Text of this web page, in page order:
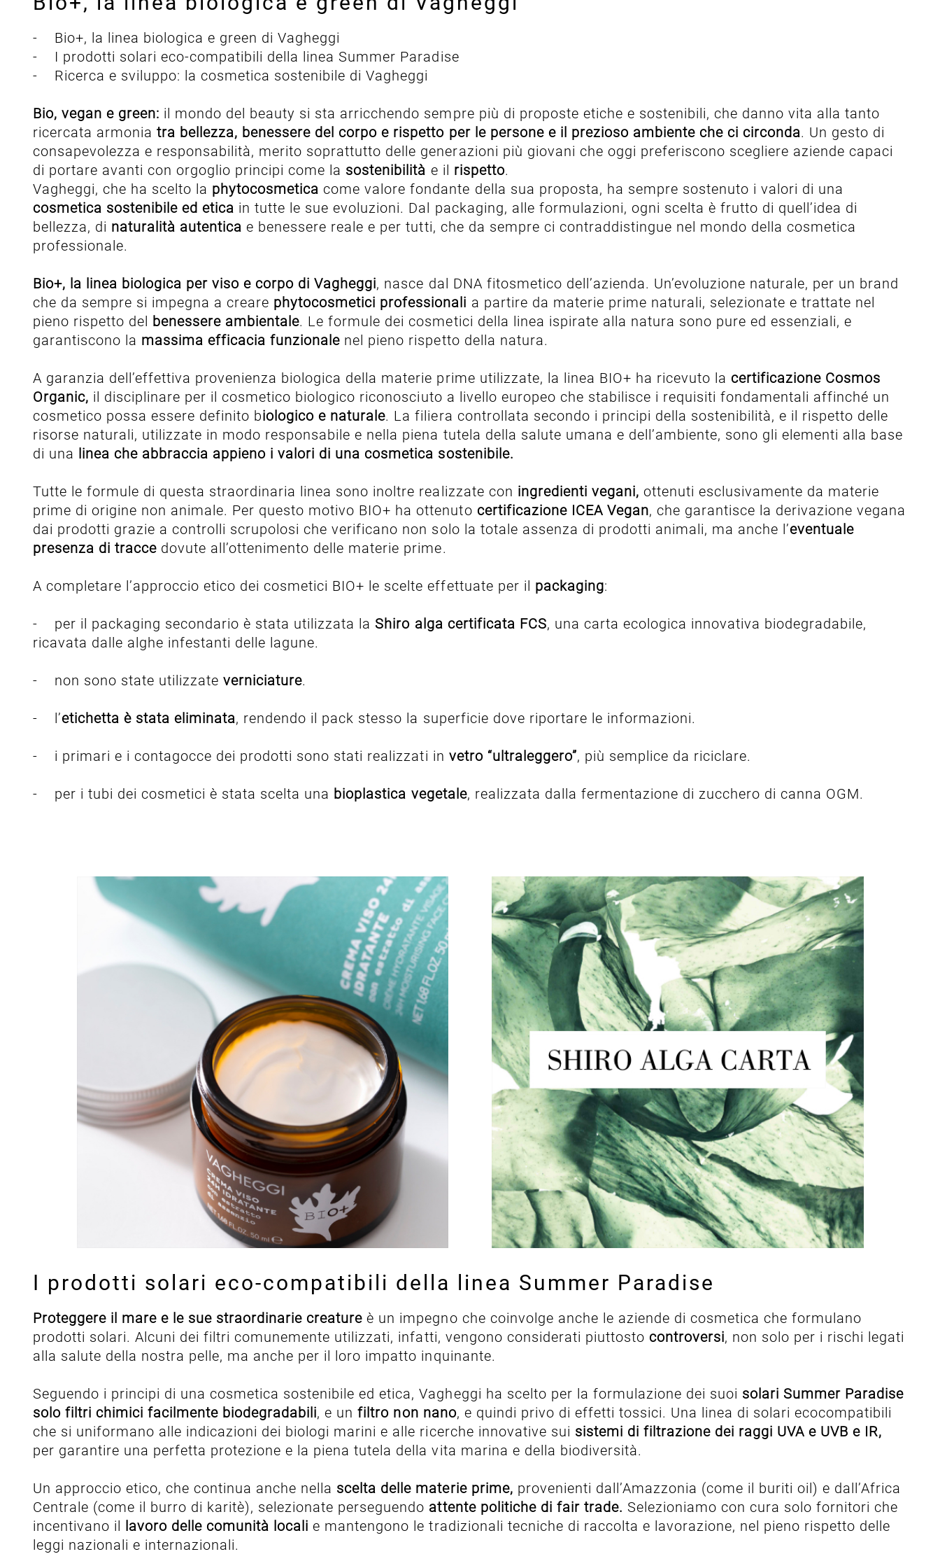
- Bio+, la linea biologica e green di Vagheggi
- I prodotti solari eco-compatibili della linea Summer Paradise
- Ricerca e sviluppo: la cosmetica sostenibile di Vagheggi
Bio, vegan e green: il mondo del beauty si sta arricchendo sempre più di proposte etiche e sostenibili, che danno vita alla tanto
ricercata armonia tra bellezza, benessere del corpo e rispetto per le persone e il prezioso ambiente che ci circonda. Un gesto di
consapevolezza e responsabilità, merito soprattutto delle generazioni più giovani che oggi preferiscono scegliere aziende capaci
di portare avanti con orgoglio principi come la sostenibilità e il rispetto.
Vagheggi, che ha scelto la phytocosmetica come valore fondante della sua proposta, ha sempre sostenuto i valori di una
cosmetica sostenibile ed etica in tutte le sue evoluzioni. Dal packaging, alle formulazioni, ogni scelta è frutto di quell’idea di
bellezza, di naturalità autentica e benessere reale e per tutti, che da sempre ci contraddistingue nel mondo della cosmetica
professionale.
Bio+, la linea biologica per viso e corpo di Vagheggi, nasce dal DNA fitosmetico dell’azienda. Un’evoluzione naturale, per un brand
che da sempre si impegna a creare phytocosmetici professionali a partire da materie prime naturali, selezionate e trattate nel
pieno rispetto del benessere ambientale. Le formule dei cosmetici della linea ispirate alla natura sono pure ed essenziali, e
garantiscono la massima efficacia funzionale nel pieno rispetto della natura.
A garanzia dell’effettiva provenienza biologica della materie prime utilizzate, la linea BIO+ ha ricevuto la certificazione Cosmos
Organic, il disciplinare per il cosmetico biologico riconosciuto a livello europeo che stabilisce i requisiti fondamentali affinché un
cosmetico possa essere definito biologico e naturale. La filiera controllata secondo i principi della sostenibilità, e il rispetto delle
risorse naturali, utilizzate in modo responsabile e nella piena tutela della salute umana e dell’ambiente, sono gli elementi alla base
di una linea che abbraccia appieno i valori di una cosmetica sostenibile.
Tutte le formule di questa straordinaria linea sono inoltre realizzate con ingredienti vegani, ottenuti esclusivamente da materie
prime di origine non animale. Per questo motivo BIO+ ha ottenuto certificazione ICEA Vegan, che garantisce la derivazione vegana
dai prodotti grazie a controlli scrupolosi che verificano non solo la totale assenza di prodotti animali, ma anche l’eventuale
presenza di tracce dovute all’ottenimento delle materie prime.
A completare l’approccio etico dei cosmetici BIO+ le scelte effettuate per il packaging:
- per il packaging secondario è stata utilizzata la Shiro alga certificata FCS, una carta ecologica innovativa biodegradabile,
ricavata dalle alghe infestanti delle lagune.
- non sono state utilizzateverniciature.
- l’etichetta è stata eliminata, rendendo il pack stesso la superficie dove riportare le informazioni.
- i primari e i contagocce dei prodotti sono stati realizzati in vetro “ultraleggero”, più semplice da riciclare.
- per i tubi dei cosmetici è stata scelta una bioplastica vegetale, realizzata dalla fermentazione di zucchero di canna OGM.
I prodotti solari eco-compatibili della linea Summer Paradise
Proteggere il mare e le sue straordinarie creature è un impegno che coinvolge anche le aziende di cosmetica che formulano
prodotti solari. Alcuni dei filtri comunemente utilizzati, infatti, vengono considerati piuttosto controversi, non solo per i rischi legati
alla salute della nostra pelle, ma anche per il loro impatto inquinante.
Seguendo i principi di una cosmetica sostenibile ed etica, Vagheggi ha scelto per la formulazione dei suoi solari Summer Paradise
solo filtri chimici facilmente biodegradabili, e unfiltro non nano, e quindi privo di effetti tossici. Una linea di solari ecocompatibili
che si uniformano alle indicazioni dei biologi marini e alle ricerche innovative sui sistemi di filtrazione dei raggi UVA e UVB e IR,
per garantire una perfetta protezione e la piena tutela della vita marina e della biodiversità.
Un approccio etico, che continua anche nella scelta delle materie prime, provenienti dall’Amazzonia (come il buriti oil) e dall’Africa
Centrale (come il burro di karitè), selezionate perseguendo attente politiche di fair trade. Selezioniamo con cura solo fornitori che
incentivano il lavoro delle comunità locali e mantengono le tradizionali tecniche di raccolta e lavorazione, nel pieno rispetto delle
leggi nazionali e internazionali.